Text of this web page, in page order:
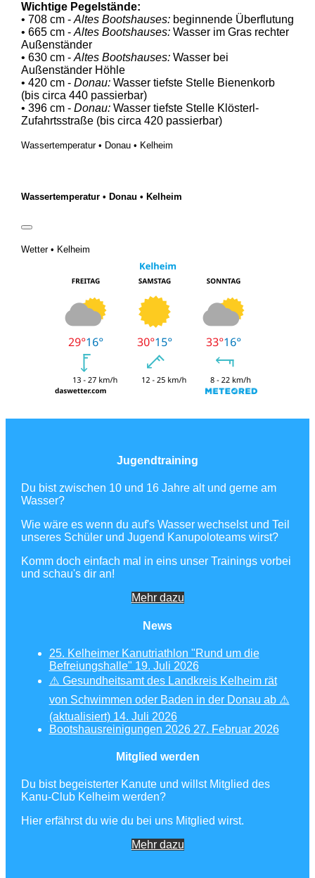
Wichtige Pegelstände:
• 708 cm -Altes Bootshauses:beginnende Überflutung
• 665 cm -Altes Bootshauses:Wasser im Gras rechter
Außenständer
• 630 cm -Altes Bootshauses:Wasser bei
Außenständer Höhle
• 420 cm - Donau:Wasser tiefste Stelle Bienenkorb
(bis circa 440 passierbar)
• 396 cm - Donau:Wasser tiefste Stelle Klösterl-
Zufahrtsstraße (bis circa 420 passierbar)
Wassertemperatur • Donau • Kelheim
Wassertemperatur • Donau • Kelheim
Wetter • Kelheim
Jugendtraining
Du bist zwischen 10 und 16 Jahre alt und gerne am
Wasser?
Wie wäre es wenn du auf's Wasser wechselst und Teil
unseres Schüler und Jugend Kanupoloteams wirst?
Komm doch einfach mal in eins unser Trainings vorbei
und schau's dir an!
Mehr dazu
News
25. Kelheimer Kanutriathlon "Rund um die
Befreiungshalle" 19. Juli 2026
⚠️ Gesundheitsamt des Landkreis Kelheim rät
von Schwimmen oder Baden in der Donau ab ⚠️
(aktualisiert) 14. Juli 2026
Bootshausreinigungen 2026 27. Februar 2026
Mitglied werden
Du bist begeisterter Kanute und willst Mitglied des
Kanu-Club Kelheim werden?
Hier erfährst du wie du bei uns Mitglied wirst.
Mehr dazu